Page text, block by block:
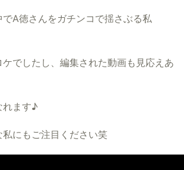
A徳さんをガチンコで揺さぶる私
ケでしたし、編集された動画も見応えあ
れます♪
にもご注目ください笑